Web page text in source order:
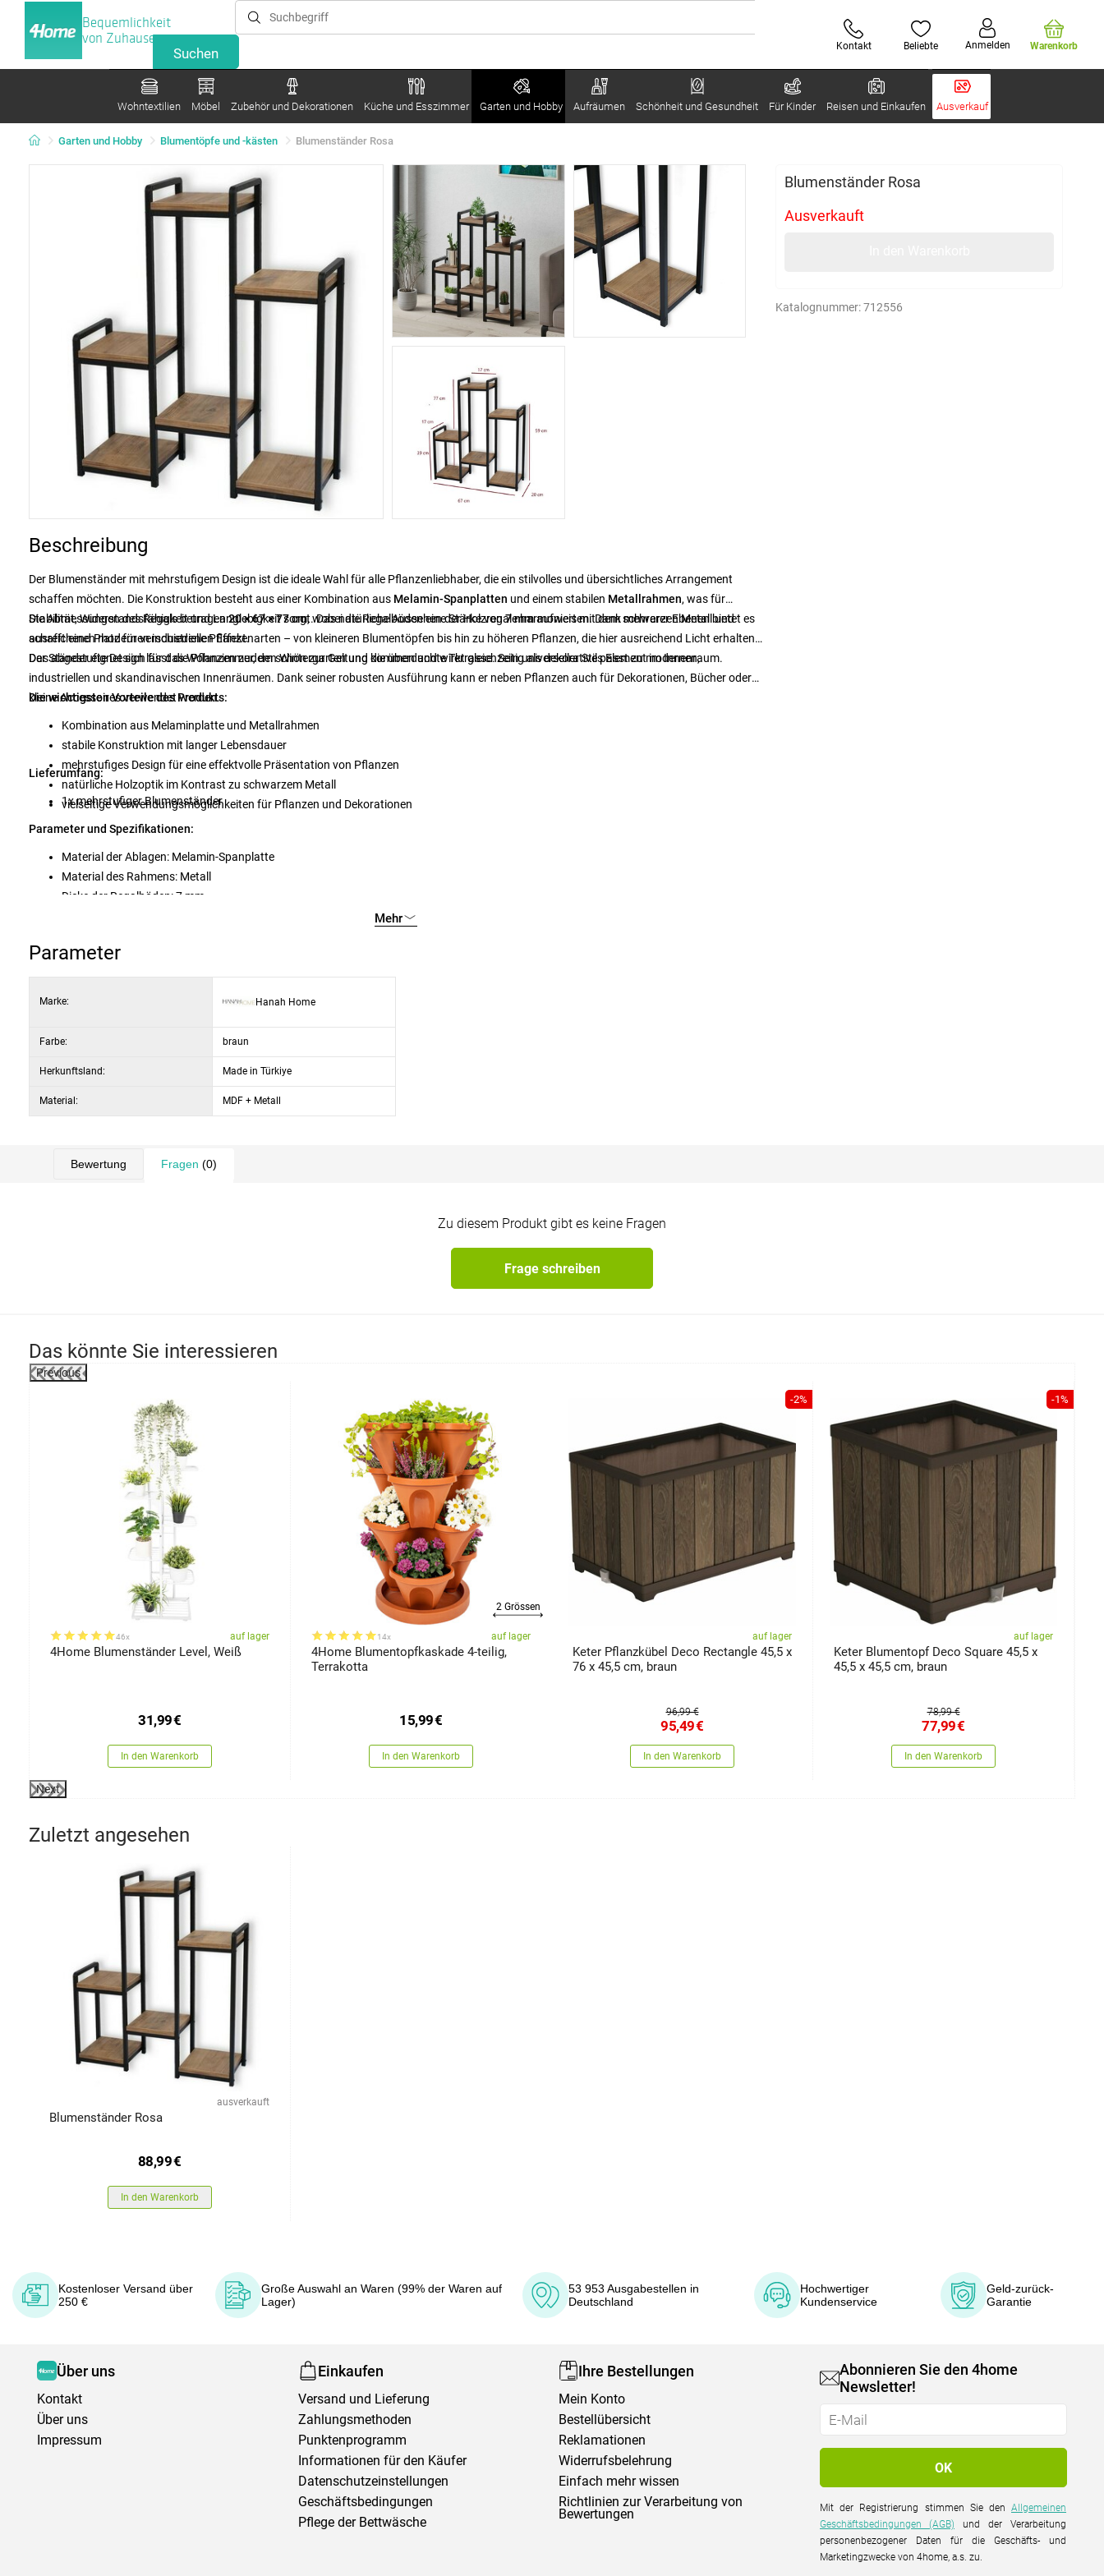
Bequemlichkeit
von Zuhause
Kontakt Beliebte Anmelden Warenkorb
Wohntextilien Möbel Zubehör und Dekorationen Küche und Esszimmer Garten und Hobby Aufräumen Schönheit und Gesundheit Für Kinder Reisen und Einkaufen Ausverkauf
Garten und Hobby Blumentöpfe und -kästen Blumenständer Rosa
Blumenständer Rosa
Ausverkauft
Katalognummer:712556
Beschreibung
Der Blumenständer mit mehrstufigem Design ist die ideale Wahl für alle Pflanzenliebhaber, die ein stilvolles und übersichtliches Arrangement
schaffen möchten. Die Konstruktion besteht aus einer Kombination aus Melamin-Spanplatten und einem stabilen Metallrahmen, was für
Stabilität, Widerstandsfähigkeit und Langlebigkeit sorgt. Das natürliche Aussehen der Holzregale harmoniert mit dem schwarzen Metall und
schafft einen modernen industriellen Effekt.
Die Abmessungen des Regals betragen20 × 67 × 77 cm, wobei die Regalböden eine Stärke von7 mmaufweisen. Dank mehrerer Ebenen bietet es
ausreichend Platz für verschiedene Pflanzenarten – von kleineren Blumentöpfen bis hin zu höheren Pflanzen, die hier ausreichend Licht erhalten.
Das abgestufte Design lässt die Pflanzen zudem schön zur Geltung kommen und wirkt gleichzeitig als dekoratives Element im Innenraum.
Der Ständer eignet sich für das Wohnzimmer, den Wintergarten und die überdachte Terrasse. Sein universeller Stil passt zu modernen,
industriellen und skandinavischen Innenräumen. Dank seiner robusten Ausführung kann er neben Pflanzen auch für Dekorationen, Bücher oder
kleine Accessoires verwendet werden.
Die wichtigsten Vorteile des Produkts:
Kombination aus Melaminplatte und Metallrahmen
stabile Konstruktion mit langer Lebensdauer
mehrstufiges Design für eine effektvolle Präsentation von Pflanzen
natürliche Holzoptik im Kontrast zu schwarzem Metall
vielseitige Verwendungsmöglichkeiten für Pflanzen und Dekorationen
Lieferumfang:
1x mehrstufiger Blumenständer
Parameter und Spezifikationen:
Material der Ablagen: Melamin-Spanplatte
Material des Rahmens: Metall
Dicke der Regalböden: 7 mm
Verwendung: Blumenständer, dekoratives Regal
Mehr
Parameter
Marke: Hanah Home
Farbe: braun
Herkunftsland: Made in Türkiye
Material: MDF + Metall
Bewertung Fragen (0)
Zu diesem Produkt gibt es keine Fragen
Frage schreiben
Das könnte Sie interessieren
Previous
46x auf lager
4Home Blumenständer Level, Weiß
31,99€
In den Warenkorb
2 Grössen
14x auf lager
4Home Blumentopfkaskade 4-teilig,
Terrakotta
15,99€
In den Warenkorb
-2%
auf lager
Keter Pflanzkübel Deco Rectangle 45,5 x
76 x 45,5 cm, braun
96,99 €
95,49€
In den Warenkorb
-1%
auf lager
Keter Blumentopf Deco Square 45,5 x
45,5 x 45,5 cm, braun
78,99 €
77,99€
In den Warenkorb
Next
Zuletzt angesehen
ausverkauft
Blumenständer Rosa
88,99€
In den Warenkorb
Kostenloser Versand über
250 €
Große Auswahl an Waren (99% der Waren auf
Lager)
53 953 Ausgabestellen in
Deutschland
Hochwertiger
Kundenservice
Geld-zurück-
Garantie
Über uns
Kontakt
Über uns
Impressum
Einkaufen
Versand und Lieferung
Zahlungsmethoden
Punktenprogramm
Informationen für den Käufer
Datenschutzeinstellungen
Geschäftsbedingungen
Pflege der Bettwäsche
Ihre Bestellungen
Mein Konto
Bestellübersicht
Reklamationen
Widerrufsbelehrung
Einfach mehr wissen
Richtlinien zur Verarbeitung von
Bewertungen
Abonnieren Sie den 4home
Newsletter!
Mit der Registrierung stimmen Sie denAllgemeinen
Geschäftsbedingungen (AGB) und der Verarbeitung
personenbezogener Daten für die Geschäfts- und
Marketingzwecke von 4home, a.s. zu.